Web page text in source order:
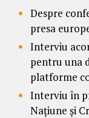
Despre
presa
Interviu
pentru una
platforme
Interviu în
Națiune și